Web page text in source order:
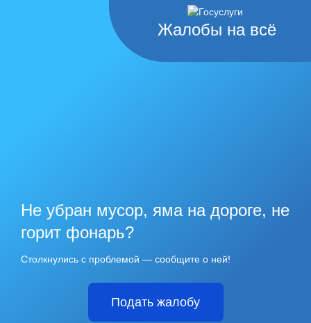
Жалобы на всё
Не убран мусор, яма на дороге, не
горит фонарь?
Столкнулись с проблемой — сообщите о ней!
Подать жалобу